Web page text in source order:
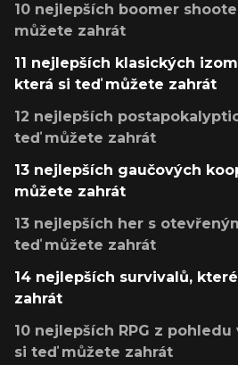
10 nejlepších boomer
můžete zahrát
11 nejlepších klasických
která si teď můžete zahrát
12 nejlepších
teď můžete zahrát
13 nejlepších gaučových
můžete zahrát
13 nejlepších her s
teď můžete zahrát
14 nejlepších survivalů,
zahrát
10 nejlepších RPG z
si teď můžete zahrát